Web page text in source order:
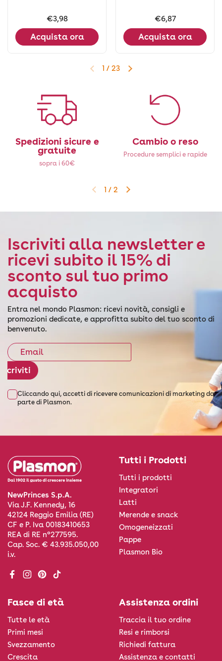
Prezzo:
€3,98
Acquista ora
Prezzo:
€6,87
Acquista ora
Diapositiva precedente
Diapositiva successiva
1 / 23
Spedizioni sicure e
gratuite
sopra i 60€
Cambio o reso
Procedure semplici e rapide
Diapositiva precedente
Diapositiva successiva
1 / 2
Iscriviti alla newsletter e
ricevi subito il 15% di
sconto sul tuo primo
acquisto
Entra nel mondo Plasmon: ricevi novità, consigli e
promozioni dedicate, e approfitta subito del tuo sconto di
benvenuto.
Iscriviti
Cliccando qui, accetti di ricevere comunicazioni di marketing da
parte di Plasmon.
NewPrinces S.p.A.
Via J.F. Kennedy, 16
42124 Reggio Emilia (RE)
CF e P. Iva 00183410653
REA di RE n°277595.
Cap. Soc. € 43.935.050,00
i.v.
Facebook
Instagram
Pinterest
TikTok
Tutti i Prodotti
Tutti i prodotti
Integratori
Latti
Merende e snack
Omogeneizzati
Pappe
Plasmon Bio
Fasce di età
Tutte le età
Primi mesi
Svezzamento
Crescita
Assistenza ordini
Traccia il tuo ordine
Resi e rimborsi
Richiedi fattura
Assistenza e contatti